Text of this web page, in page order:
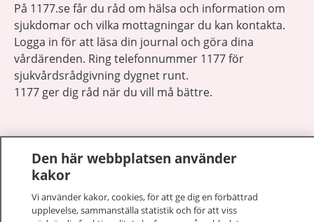
På 1177.se får du råd om hälsa och information om
sjukdomar och vilka mottagningar du kan kontakta.
Logga in för att läsa din journal och göra dina
vårdärenden. Ring telefonnummer 1177 för
sjukvårdsrådgivning dygnet runt.
1177 ger dig råd när du vill må bättre.
Den här webbplatsen använder
kakor
Vi använder kakor, cookies, för att ge dig en förbättrad
upplevelse, sammanställa statistik och för att viss